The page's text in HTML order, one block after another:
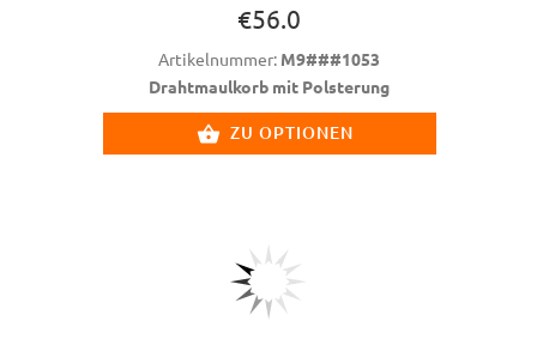
€56.0
Artikelnummer: M9###1053
Drahtmaulkorb mit Polsterung
ZU OPTIONEN